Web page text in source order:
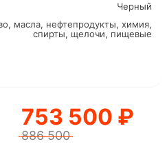
Черный
масла, нефтепродукты, химия,
спирты, щелочи, пищевые
753 500 ₽
886 500